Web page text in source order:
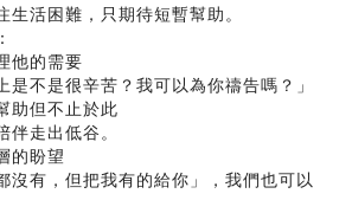
活困難，只期待短暫幫助。
他的需要
不是很辛苦？我可以為你禱告嗎？」
助但不止於此
走出低谷。
的盼望
沒有，但把我有的給你」，我們也可以